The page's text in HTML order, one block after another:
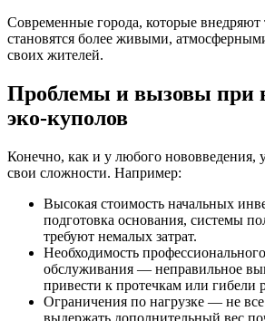
Современные города, которые внедряют
становятся более живыми,
своих жителей.
Проблемы и вызовы при
эко-куполов
Конечно, как и у любого нововведения,
свои сложности. Например:
Высокая стоимость начальных
подготовка основания, системы
требуют немалых затрат.
Необходимость
обслуживания — неправильное
привести к протечкам или гибели
Ограничения по нагрузке — не
выдержать дополнительный вес